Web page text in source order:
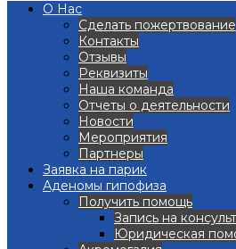
О Нас
Сделать пожертвование
Контакты
Отзывы
Реквизиты
Наша команда
Отчеты о деятельности
Новости
Мероприятия
Партнеры
Заявка на парик
Аденомы гипофиза
Получить помощь
Запись на
Юридическая